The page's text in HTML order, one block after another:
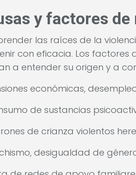
y factores de
las raíces de la
con eficacia. Los factores
a entender su origen y a
económicas,
de sustancias
de crianza violentos
desigualdad de